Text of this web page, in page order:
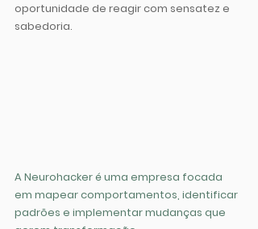
oportunidade de reagir com sensatez e
sabedoria.
A Neurohacker é uma empresa focada
em mapear comportamentos, identificar
padrões e implementar mudanças que